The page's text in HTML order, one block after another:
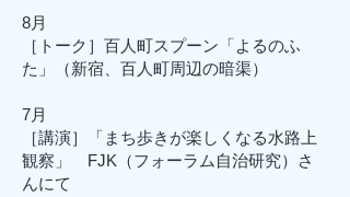
8月
​［トーク］百人町スプーン「よるのふ
た」（新宿、百人町周辺の暗渠）
7月
​［講演］「まち歩きが楽しくなる水路上
観察」 FJK（フォーラム自治研究）さ
んにて